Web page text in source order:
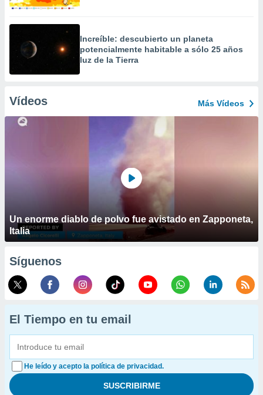
Increíble: descubierto un planeta
potencialmente habitable a sólo 25 años
luz de la Tierra
Vídeos Más Vídeos
Un enorme diablo de polvo fue avistado en Zapponeta,
Italia
Síguenos
El Tiempo en tu email
He leído y acepto la política de privacidad.